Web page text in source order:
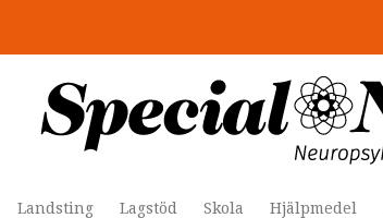
Landsting Lagstöd Skola Hjälpmedel
togs stödet bort”